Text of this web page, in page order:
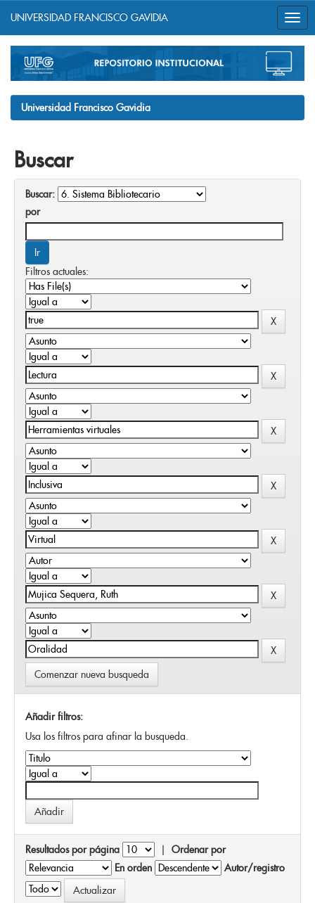
navigation
UNIVERSIDAD FRANCISCO GAVIDIA
Universidad Francisco Gavidia
Buscar
Buscar:
por
Filtros actuales:
Comenzar nueva busqueda
Añadir filtros:
Usa los filtros para afinar la busqueda.
Resultados por página | Ordenar por
En orden
Autor/registro